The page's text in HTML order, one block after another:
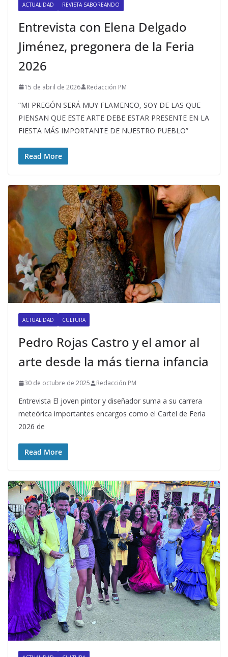
ACTUALIDAD REVISTA SABOREANDO
Entrevista con Elena Delgado
Jiménez, pregonera de la Feria
2026
15 de abril de 2026 Redacción PM
“MI PREGÓN SERÁ MUY FLAMENCO, SOY DE LAS QUE
PIENSAN QUE ESTE ARTE DEBE ESTAR PRESENTE EN LA
FIESTA MÁS IMPORTANTE DE NUESTRO PUEBLO”
Read More
ACTUALIDAD CULTURA
Pedro Rojas Castro y el amor al
arte desde la más tierna infancia
30 de octubre de 2025 Redacción PM
Entrevista El joven pintor y diseñador suma a su carrera
meteórica importantes encargos como el Cartel de Feria
2026 de
Read More